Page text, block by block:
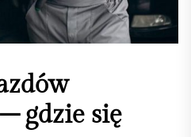
gdzie się